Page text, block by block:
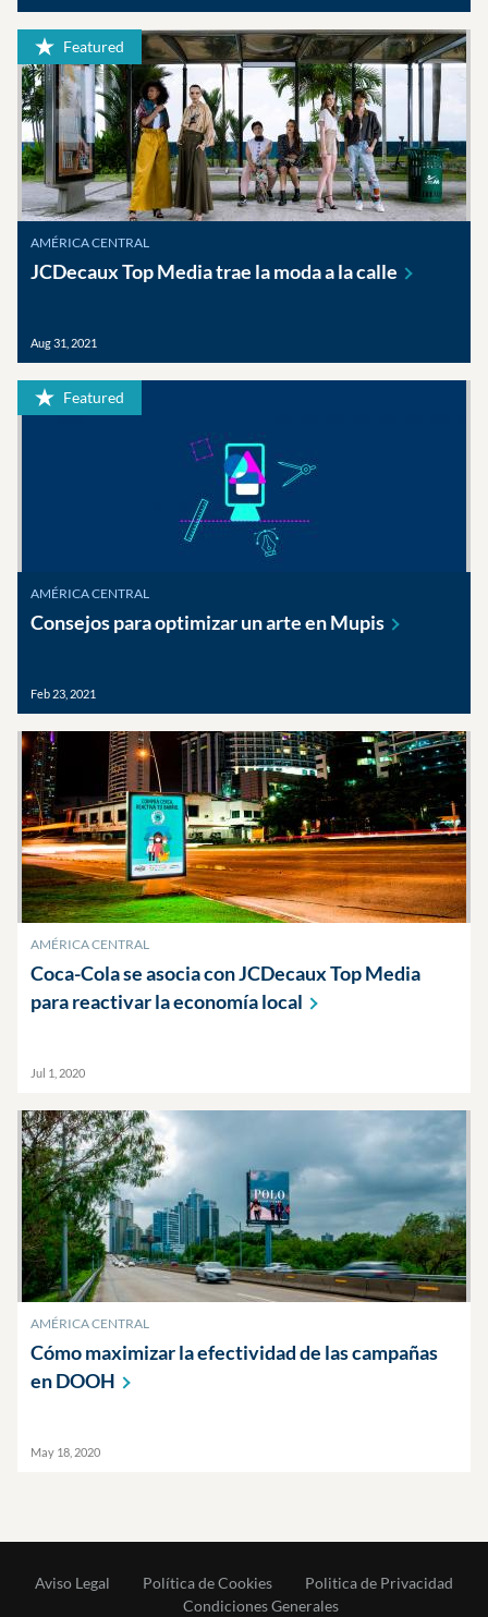
Featured
AMÉRICA CENTRAL
JCDecaux Top Media trae la moda a lacalle
Aug 31, 2021
Featured
AMÉRICA CENTRAL
Consejos para optimizar un arte enMupis
Feb 23, 2021
AMÉRICA CENTRAL
Coca-Cola se asocia con JCDecaux Top Media
para reactivar la economíalocal
Jul 1, 2020
AMÉRICA CENTRAL
Cómo maximizar la efectividad de las campañas
enDOOH
May 18, 2020
Aviso Legal Política de Cookies
Politica de Privacidad
Condiciones Generales